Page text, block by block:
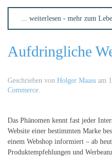
... weiterlesen - mehr zum
Aufdringliche
Geschrieben von Holger Maass am
Commerce
Das Phänomen kennt fast jeder
Website einer bestimmten Marke
einem Webshop informiert – ab
Produktempfehlungen und